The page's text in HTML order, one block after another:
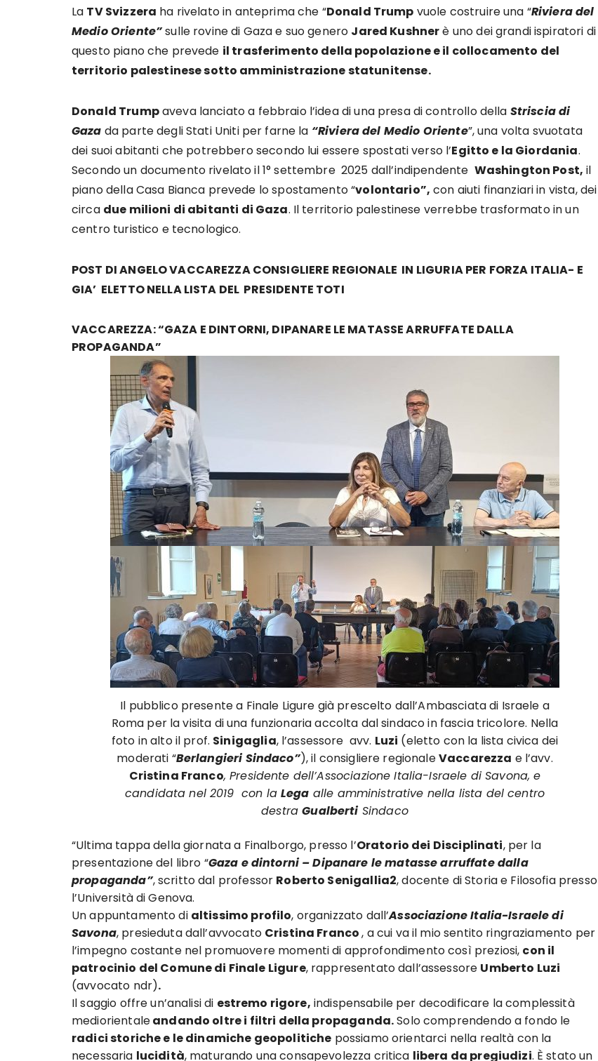
La TV Svizzera ha rivelato in anteprima che “Donald Trump vuole costruire una “Riviera del
Medio Oriente”sulle rovine di Gaza e suo genero Jared Kushnerè uno dei grandi ispiratori di
questo piano che prevede il trasferimento della popolazione e il collocamento del
territorio palestinese sotto amministrazione statunitense.
Donald Trumpaveva lanciato a febbraio l’idea di una presa di controllo della Striscia di
Gaza da parte degli Stati Uniti per farne la “Riviera del Medio Oriente”, una volta svuotata
dei suoi abitanti che potrebbero secondo lui essere spostati verso l’Egitto e la Giordania.
Secondo un documento rivelato il 1° settembre 2025 dall’indipendente Washington Post, il
piano della Casa Bianca prevede lo spostamento “volontario”, con aiuti finanziari in vista, dei
circa due milioni di abitanti di Gaza. Il territorio palestinese verrebbe trasformato in un
centro turistico e tecnologico.
POST DI ANGELO VACCAREZZA CONSIGLIERE REGIONALE IN LIGURIA PER FORZA ITALIA- E
GIA’ ELETTO NELLA LISTA DEL PRESIDENTE TOTI
VACCAREZZA: “GAZA E DINTORNI, DIPANARE LE MATASSE ARRUFFATE DALLA
PROPAGANDA”
Il pubblico presente a Finale Ligure già prescelto dall’Ambasciata di Israele a
Roma per la visita di una funzionaria accolta dal sindaco in fascia tricolore. Nella
foto in alto il prof. Sinigaglia, l’assessore avv. Luzi (eletto con la lista civica dei
moderati “Berlangieri Sindaco”), il consigliere regionaleVaccarezza e l’avv.
Cristina Franco, Presidente dell’Associazione Italia-Israele di Savona, e
candidata nel 2019 con la Lega alle amministrative nella lista del centro
destraGualbertiSindaco
“Ultima tappa della giornata a Finalborgo, presso l’Oratorio dei Disciplinati, per la
presentazione del libro “Gaza e dintorni – Dipanare le matasse arruffate dalla
propaganda”, scritto dal professor Roberto Senigallia2, docente di Storia e Filosofia presso
l’Università di Genova.
Un appuntamento di altissimo profilo, organizzato dall’Associazione Italia-Israele di
Savona, presieduta dall’avvocato Cristina Franco, a cui va il mio sentito ringraziamento per
l’impegno costante nel promuovere momenti di approfondimento così preziosi, con il
patrocinio del Comune di Finale Ligure, rappresentato dall’assessore Umberto Luzi
(avvocato ndr).
Il saggio offre un’analisi di estremo rigore, indispensabile per decodificare la complessità
mediorientaleandando oltre i filtri della propaganda.Solo comprendendo a fondo le
radici storiche e le dinamiche geopolitiche possiamo orientarci nella realtà con la
necessaria lucidità, maturando una consapevolezza critica libera da pregiudizi. È stato un